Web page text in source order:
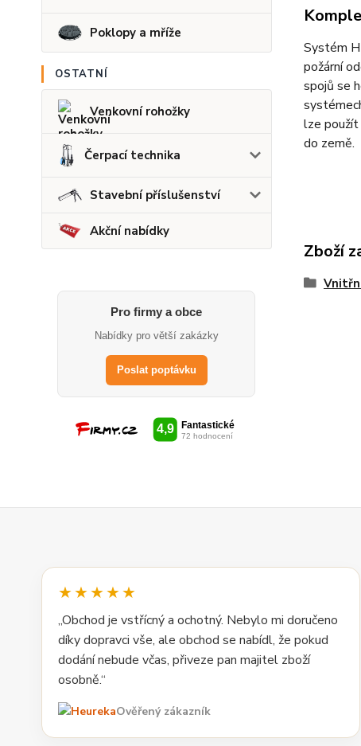
Poklopy a mříže
OSTATNÍ
Venkovní rohožky
Čerpací technika
Stavební příslušenství
Akční nabídky
Pro firmy a obce
Nabídky pro větší zakázky
Poslat poptávku
Systém
požární
spojů se
lze použít
do země.
Zboží
★★★★★
„Obchod je vstřícný a ochotný. Nebylo mi doručeno
díky dopravci vše, ale obchod se nabídl, že pokud
dodání nebude včas, přiveze pan majitel zboží
osobně.“
Ověřený zákazník